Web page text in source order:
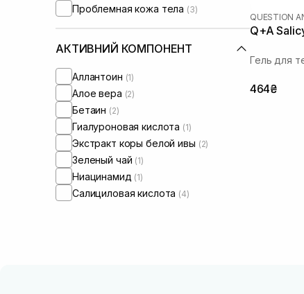
Проблемная кожа тела (3)
АКТИВНИЙ КОМПОНЕНТ
Аллантоин (1)
Алое вера (2)
Бетаин (2)
Гиалуроновая кислота (1)
Экстракт коры белой ивы (2)
Зеленый чай (1)
Ниацинамид (1)
Салициловая кислота (4)
QUESTION
Q+A
Гель для
464₴